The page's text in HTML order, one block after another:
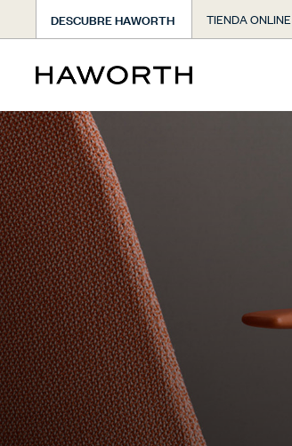
DESCUBRE HAWORTH TIENDA ONLINE